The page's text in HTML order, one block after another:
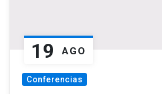
19 AGO
Conferencias